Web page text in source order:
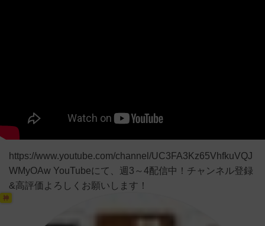
https://www.youtube.com/channel/UC3FA3Kz65VhfkuVQJ
WMyOAw YouTubeにて、週3～4配信中！チャンネル登録
&高評価よろしくお願いします！
神